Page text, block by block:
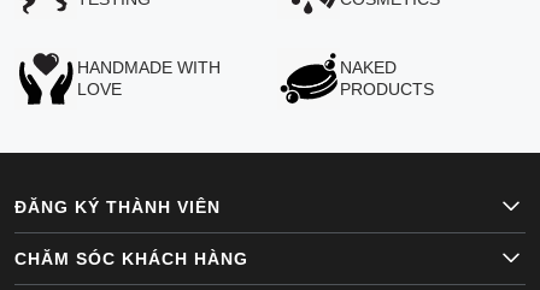
HANDMADE WITH
LOVE
NAKED
PRODUCTS
ĐĂNG KÝ THÀNH VIÊN
CHĂM SÓC KHÁCH HÀNG